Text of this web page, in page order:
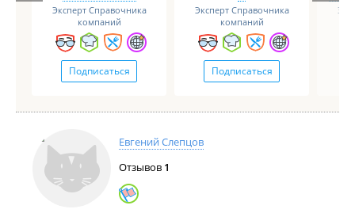
Эксперт Справочника
компаний
Подписаться
Эксперт Справочника
компаний
Подписаться
Евгений Слепцов
Отзывов 1